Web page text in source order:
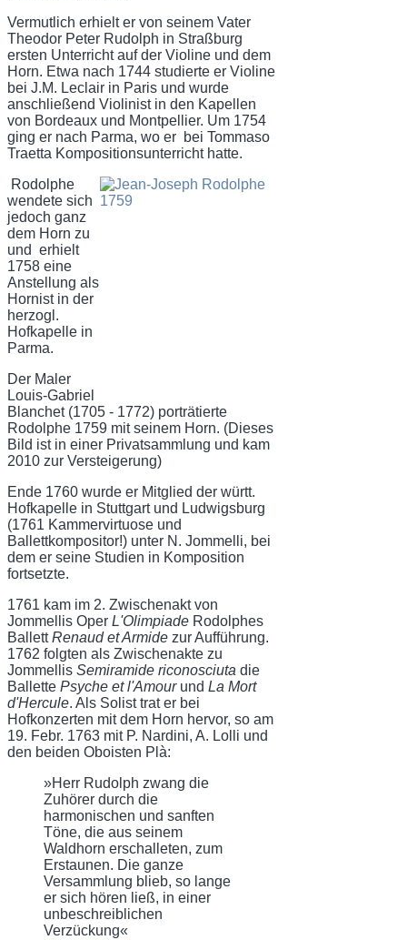
Vermutlich erhielt er von seinem Vater
Theodor Peter Rudolph in Straßburg
ersten Unterricht auf der Violine und dem
Horn. Etwa nach 1744 studierte er Violine
bei J.M. Leclair in Paris und wurde
anschließend Violinist in den Kapellen
von Bordeaux und Montpellier. Um 1754
ging er nach Parma, wo er bei Tommaso
Traetta Kompositionsunterricht hatte.
Rodolphe
wendete sich
jedoch ganz
dem Horn zu
und erhielt
1758 eine
Anstellung als
Hornist in der
herzogl.
Hofkapelle in
Parma.
Der Maler
Louis-Gabriel
Blanchet (1705 - 1772) porträtierte
Rodolphe 1759 mit seinem Horn. (Dieses
Bild ist in einer Privatsammlung und kam
2010 zur Versteigerung)
Ende 1760 wurde er Mitglied der württ.
Hofkapelle in Stuttgart und Ludwigsburg
(1761 Kammervirtuose und
Ballettkompositor!) unter N. Jommelli, bei
dem er seine Studien in Komposition
fortsetzte.
1761 kam im 2. Zwischenakt von
Jommellis Oper L'Olimpiade Rodolphes
BallettRenaud et Armide zur Aufführung.
1762 folgten als Zwischenakte zu
Jommellis Semiramide riconosciuta die
Ballette Psyche et l'Amour und La Mort
d'Hercule. Als Solist trat er bei
Hofkonzerten mit dem Horn hervor, so am
19. Febr. 1763 mit P. Nardini, A. Lolli und
den beiden Oboisten Plà:
»Herr Rudolph zwang die
Zuhörer durch die
harmonischen und sanften
Töne, die aus seinem
Waldhorn erschalleten, zum
Erstaunen. Die ganze
Versammlung blieb, so lange
er sich hören ließ, in einer
unbeschreiblichen
Verzückung«